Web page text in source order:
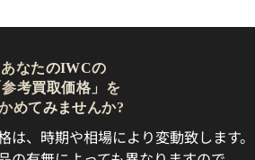
あなたのIWCの
参考買取価格」を
めてみませんか?
は、時期や相場により変動致します。